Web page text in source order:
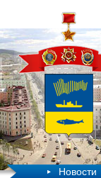
Новости